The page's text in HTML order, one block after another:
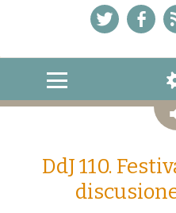
MENU
WIDGETS
SEARCH
DdJ 110.